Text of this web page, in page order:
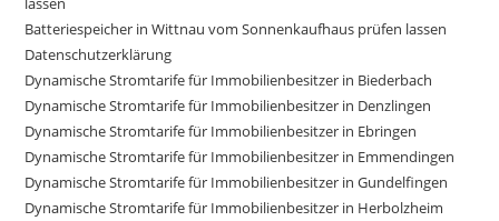
Batteriespeicher in Wittnau vom Sonnenkaufhaus prüfen lassen
Datenschutzerklärung
Dynamische Stromtarife für Immobilienbesitzer in Biederbach
Dynamische Stromtarife für Immobilienbesitzer in Denzlingen
Dynamische Stromtarife für Immobilienbesitzer in Ebringen
Dynamische Stromtarife für Immobilienbesitzer in Emmendingen
Dynamische Stromtarife für Immobilienbesitzer in Gundelfingen
Dynamische Stromtarife für Immobilienbesitzer in Herbolzheim